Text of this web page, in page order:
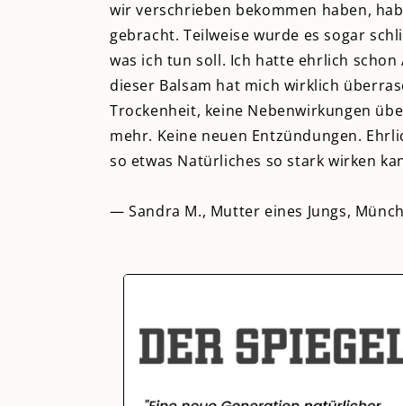
wir verschrieben bekommen haben,
gebracht. Teilweise wurde es sogar
was ich tun soll. Ich hatte ehrlich
dieser Balsam hat mich wirklich
Trockenheit, keine Nebenwirkungen
mehr. Keine neuen Entzündungen.
so etwas Natürliches so stark wirken
— Sandra M., Mutter eines Jungs,